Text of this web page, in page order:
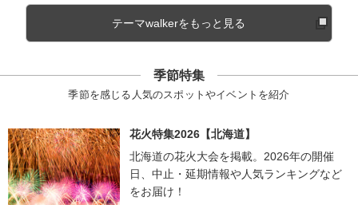
テーマwalkerをもっと見る
季節特集
季節を感じる人気のスポットやイベントを紹介
花火特集2026【北海道】
北海道の花火大会を掲載。2026年の開催
日、中止・延期情報や人気ランキングなど
をお届け！